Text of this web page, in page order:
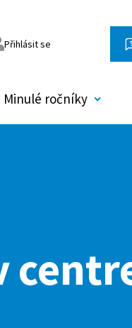
Přihlásit se
Minulé ročníky